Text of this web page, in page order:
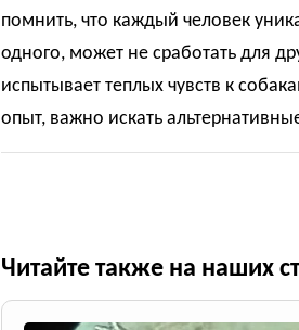
помнить, что каждый человек
одного, может не сработать для
испытывает теплых чувств к
опыт, важно искать
Читайте также на наших